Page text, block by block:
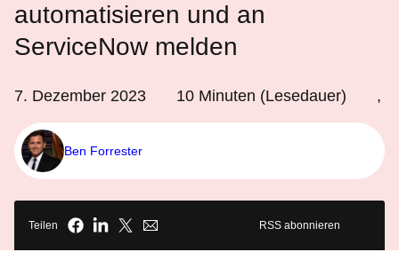
automatisieren und an
ServiceNow melden
7. Dezember 2023 10 Minuten (Lesedauer) ,
Ben Forrester
Teilen RSS abonnieren